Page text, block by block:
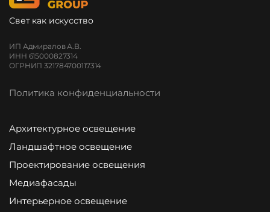
Свет как искусство
ИП Адмиралов А.В.
ИНН 615000827314
ОГРНИП 321784700117314
Политика конфиденциальности
Архитектурное освещение
Ландшафтное освещение
Проектирование освещения
Медиафасады
Интерьерное освещение